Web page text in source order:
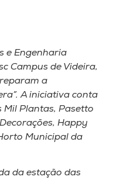
e Engenharia
Campus de Videira,
a
A iniciativa conta
Plantas, Pasetto
Happy
Municipal da
da estação das